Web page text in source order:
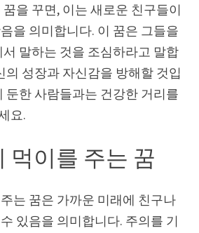
을 꾸면, 이는 새로운 친구들이
을 의미합니다. 이 꿈은 그들을
말하는 것을 조심하라고 말합
의 성장과 자신감을 방해할 것입
둔한 사람들과는 건강한 거리를
요.
먹이를 주는 꿈
는 꿈은 가까운 미래에 친구나
있음을 의미합니다. 주의를 기